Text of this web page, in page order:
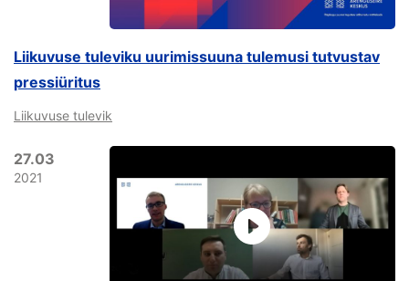
Liikuvuse tuleviku uurimissuuna tulemusi tutvustav
pressiüritus
Liikuvuse tulevik
27.03
2021